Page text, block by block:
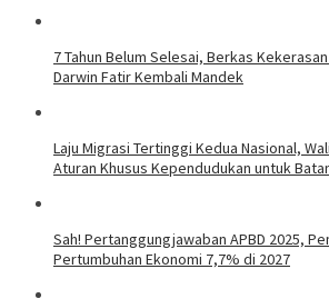
7 Tahun Belum Selesai, Berkas
Darwin Fatir Kembali Mandek
Laju Migrasi Tertinggi Kedua Nasional,
Aturan Khusus Kependudukan untuk
Sah! Pertanggungjawaban APBD 2025,
Pertumbuhan Ekonomi 7,7% di 2027